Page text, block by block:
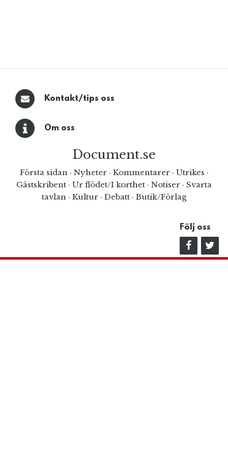
Kontakt/tips oss
Om oss
Document.se
Första sidan· Nyheter· Kommentarer· Utrikes ·
Gästskribent · Ur flödet/I korthet · Notiser · Svarta
tavlan · Kultur · Debatt · Butik/Förlag
Följ oss